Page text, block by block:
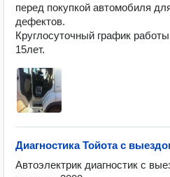
перед покупкой автомобиля
дефектов.
Круглосуточный график
15лет.
Диагностика Тойота с
Автоэлектрик диагностик с